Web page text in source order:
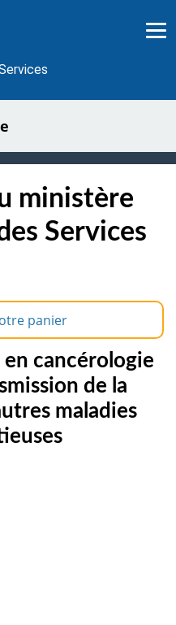
ministère
Services
panier
en cancérologie
de la
maladies